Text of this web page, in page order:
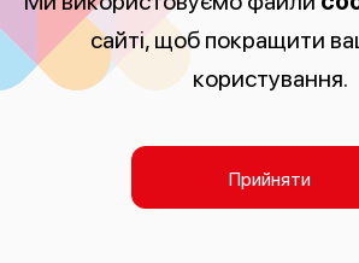
сайті, щоб покращити
користування.
Прийняти